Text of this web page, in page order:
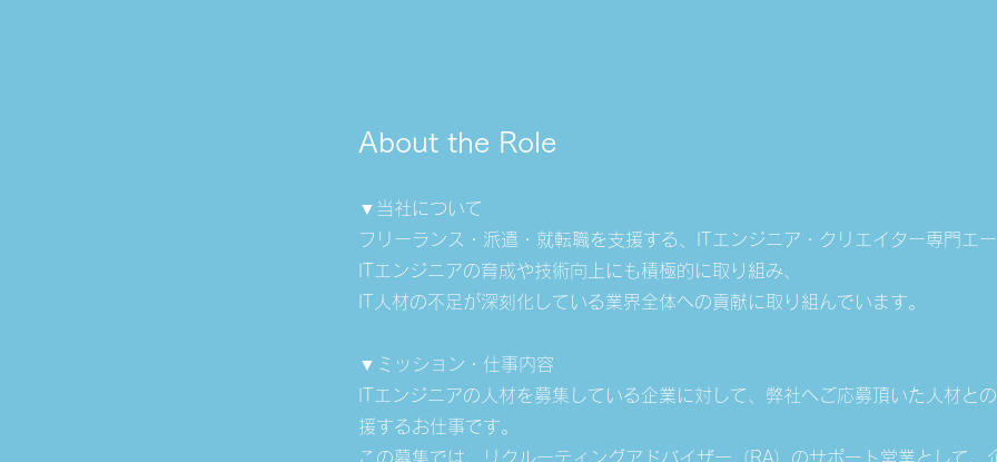
About the Role
▼当社について
フリーランス・派遣・就転職を支援する、ITエンジニア・クリエイター専門エー
ITエンジニアの育成や技術向上にも積極的に取り組み、
IT人材の不足が深刻化している業界全体への貢献に取り組んでいます。
▼ミッション・仕事内容
ITエンジニアの人材を募集している企業に対して、弊社へご応募頂いた人材と
援するお仕事です。
この募集では、リクルーティングアドバイザー（RA）のサポート営業として、